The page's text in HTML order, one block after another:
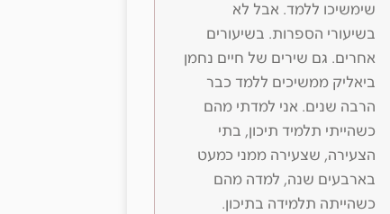
שימשיכו ללמד. אבל לא
בשיעורי הספרות. בשיעורים
אחרים. גם שירים של חיים נחמן
ביאליק ממשיכים ללמד כבר
הרבה שנים. אני למדתי מהם
כשהייתי תלמיד תיכון, בתי
הצעירה, שצעירה ממני כמעט
בארבעים שנה, למדה מהם
כשהייתה תלמידה בתיכון.